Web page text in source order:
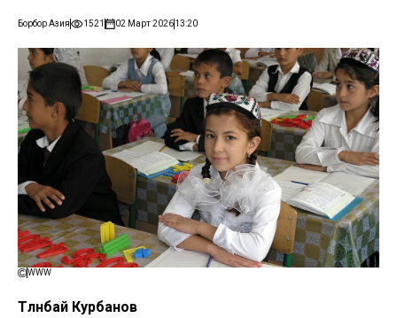
Борбор Азия 1521 02 Март 202613:20
WWW
Төлөнбай Курбанов